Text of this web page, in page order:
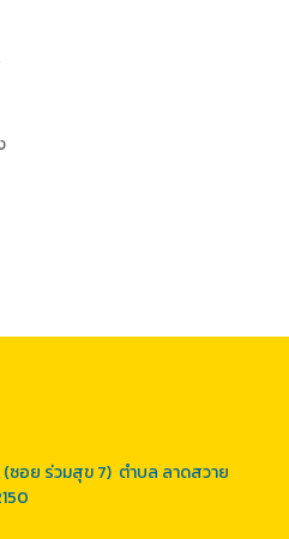
(ซอย ร่วมสุข 7) ตำบล ลาดสวาย